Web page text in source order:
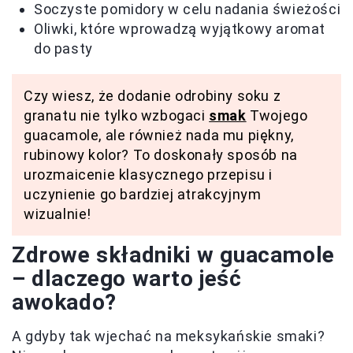
Soczyste pomidory w celu nadania świeżości
Oliwki, które wprowadzą wyjątkowy aromat
do pasty
Czy wiesz, że dodanie odrobiny soku z
granatu nie tylko wzbogaci smak Twojego
guacamole, ale również nada mu piękny,
rubinowy kolor? To doskonały sposób na
urozmaicenie klasycznego przepisu i
uczynienie go bardziej atrakcyjnym
wizualnie!
Zdrowe składniki w guacamole
– dlaczego warto jeść
awokado?
A gdyby tak wjechać na meksykańskie smaki?